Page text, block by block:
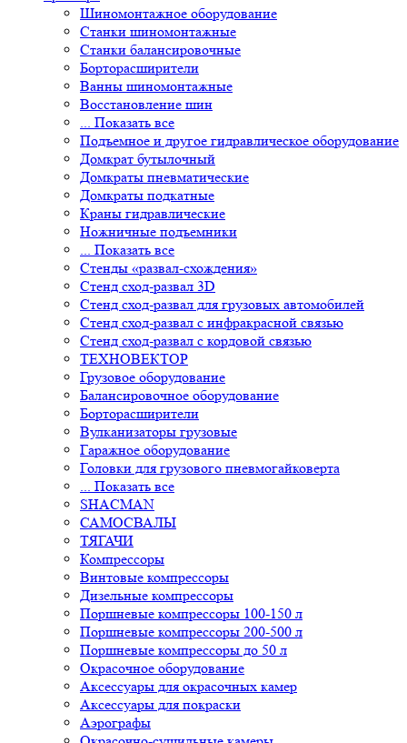
Станки шиномонтажные
Станки балансировочные
Борторасширители
Ванны шиномонтажные
Восстановление шин
... Показать все
Подъемное и другое гидравлическое оборудование
Домкрат бутылочный
Домкраты пневматические
Домкраты подкатные
Краны гидравлические
Ножничные подъемники
... Показать все
Стенды «развал-схождения»
Стенд сход-развал 3D
Стенд сход-развал для грузовых автомобилей
Стенд сход-развал с инфракрасной связью
Стенд сход-развал с кордовой связью
ТЕХНОВЕКТОР
Грузовое оборудование
Балансировочное оборудование
Борторасширители
Вулканизаторы грузовые
Гаражное оборудование
Головки для грузового пневмогайковерта
... Показать все
SHACMAN
САМОСВАЛЫ
ТЯГАЧИ
Компресcоры
Винтовые компрессоры
Дизельные компрессоры
Поршневые компрессоры 100-150 л
Поршневые компрессоры 200-500 л
Поршневые компрессоры до 50 л
Окрасочное оборудование
Аксессуары для окрасочных камер
Аксессуары для покраски
Аэрографы
Окрасочно-сушильные камеры